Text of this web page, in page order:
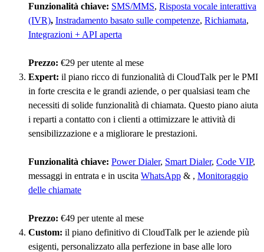
Funzionalità chiave: SMS/MMS, Risposta vocale interattiva
(IVR), Instradamento basato sulle competenze, Richiamata,
Integrazioni + API aperta
Prezzo: €29 per utente al mese
Expert: il piano ricco di funzionalità di CloudTalk per le PMI
in forte crescita e le grandi aziende, o per qualsiasi team che
necessiti di solide funzionalità di chiamata. Questo piano aiuta
i reparti a contatto con i clienti a ottimizzare le attività di
sensibilizzazione e a migliorare le prestazioni.
Funzionalità chiave: Power Dialer, Smart Dialer, Code VIP,
messaggi in entrata e in uscita WhatsApp & , Monitoraggio
delle chiamate
Prezzo: €49 per utente al mese
Custom: il piano definitivo di CloudTalk per le aziende più
esigenti, personalizzato alla perfezione in base alle loro